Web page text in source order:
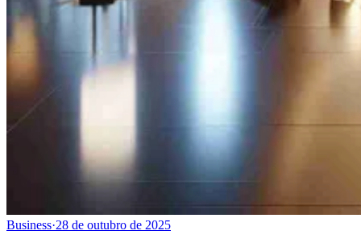
Business·28 de outubro de 2025